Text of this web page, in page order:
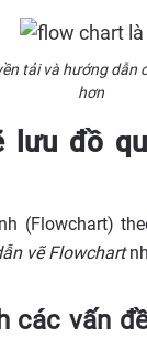
tải và hướng dẫn
hơn
lưu đồ
(Flowchart)
vẽ Flowchart
các vấn